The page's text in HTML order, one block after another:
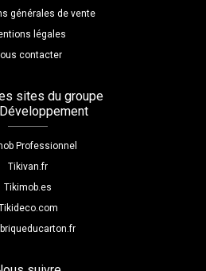
générales de vente
légales
contacter
sites du groupe
Professionnel
Tikivan.fr
Tikimob.es